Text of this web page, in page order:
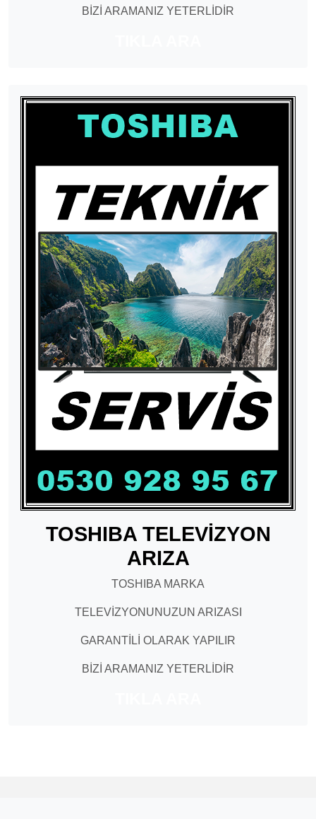
BİZİ ARAMANIZ YETERLİDİR
TOSHIBA TELEVİZYON
ARIZA
TOSHIBA MARKA
TELEVİZYONUNUZUN ARIZASI
GARANTİLİ OLARAK YAPILIR
BİZİ ARAMANIZ YETERLİDİR